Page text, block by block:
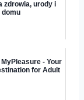
zdrowia, urody i
domu
- Your
for Adult